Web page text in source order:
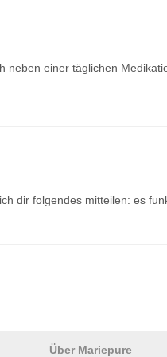
einer täglichen
dir folgendes mitteilen: es
Über Mariepure